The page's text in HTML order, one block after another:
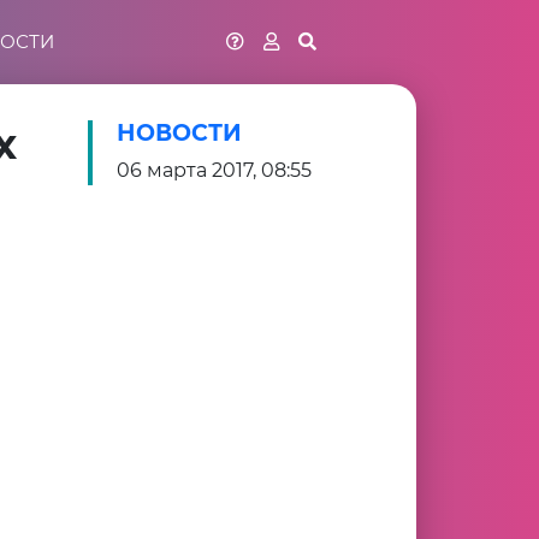
НОВОСТИ
06 марта 2017, 08:55